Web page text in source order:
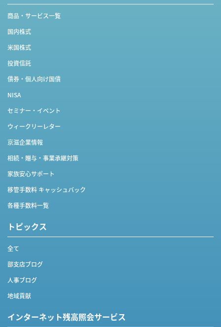
商品・サービス一覧
国内株式
米国株式
投資信託
債券・個人向け国債
NISA
セミナー・イベント
ウィークリーレター
京滋企業情報
相続・贈与・事業承継対策
家族安心サポート
移管手数料 キャッシュバック
各種手数料一覧
トピックス
全て
部支店ブログ
人事ブログ
地域貢献
インターネット残高照会サービス